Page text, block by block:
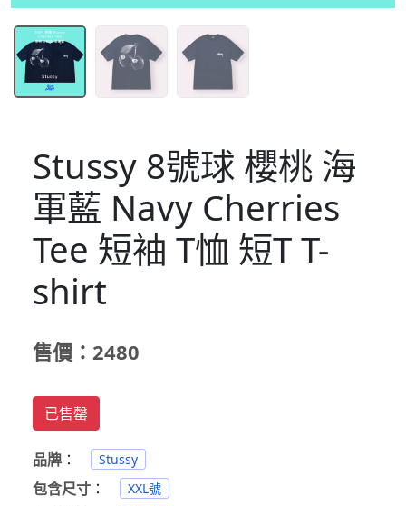
Stussy 8號球 櫻桃 海
軍藍 Navy Cherries
Tee 短袖 T恤 短T T-
shirt
售價：2480
已售罄
品牌 ： Stussy
包含尺寸 ： XXL號